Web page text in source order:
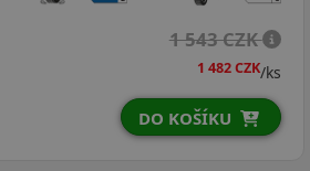
1 839 CZK/ks
DO KOŠÍKU